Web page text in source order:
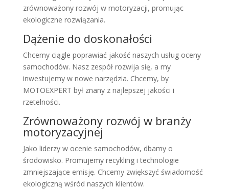
zrównoważony rozwój w motoryzacji, promując
ekologiczne rozwiązania.
Dążenie do doskonałości
Chcemy ciągle poprawiać jakość naszych usług oceny
samochodów. Nasz zespół rozwija się, a my
inwestujemy w nowe narzędzia. Chcemy, by
MOTOEXPERT był znany z najlepszej jakości i
rzetelności.
Zrównoważony rozwój w branży
motoryzacyjnej
Jako liderzy w ocenie samochodów, dbamy o
środowisko. Promujemy recykling i technologie
zmniejszające emisję. Chcemy zwiększyć świadomość
ekologiczną wśród naszych klientów.